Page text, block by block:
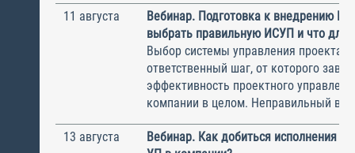
11 августа
Вебинар. Подготовка к внедрению
выбрать правильную ИСУП и что для
Выбор системы управления
ответственный шаг, от которого
эффективность проектного
компании в целом. Неправильный
13 августа
Вебинар. Как добиться исполнения